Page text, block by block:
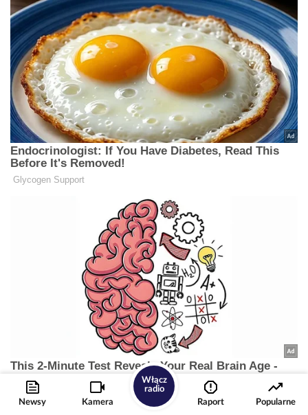
Newsy Kamera
Włącz
radio
Raport
Popularne